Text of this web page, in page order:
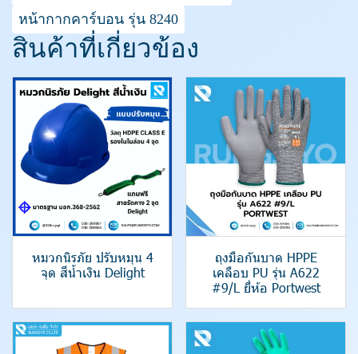
หน้ากากคาร์บอน รุ่น 8240
สินค้าที่เกี่ยวข้อง
หมวกนิรภัย ปรับหมุน 4
จุด สีน้ำเงิน Delight
ถุงมือกันบาด HPPE
เคลือบ PU รุ่น A622
#9/L ยี่ห้อ Portwest